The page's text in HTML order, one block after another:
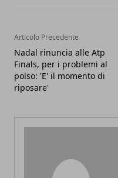
Articolo Precedente
Nadal rinuncia alle Atp
Finals, per i problemi al
polso: 'E' il momento di
riposare'